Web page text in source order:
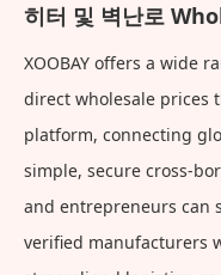
히터 및 벽난로
XOOBAY offers a wide
direct wholesale prices
platform, connecting
simple, secure cross-
and entrepreneurs can
verified manufacturers